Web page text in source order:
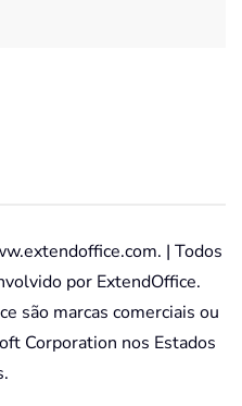
| Todos
por ExtendOffice.
são marcas comerciais ou
Corporation nos Estados